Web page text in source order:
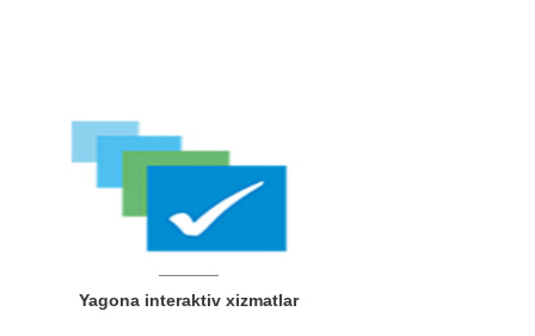
Ziyonet